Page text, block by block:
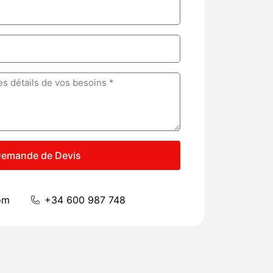
de Devis
+34 600 987 748